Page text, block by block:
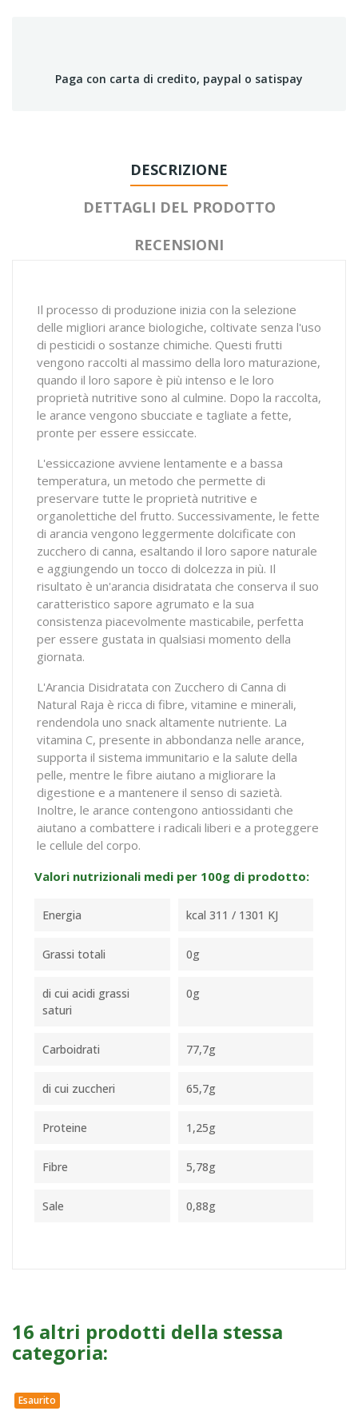
Paga con carta di credito, paypal o satispay
DESCRIZIONE
DETTAGLI DEL PRODOTTO
RECENSIONI
Il processo di produzione inizia con la selezione
delle migliori arance biologiche, coltivate senza l'uso
di pesticidi o sostanze chimiche. Questi frutti
vengono raccolti al massimo della loro maturazione,
quando il loro sapore è più intenso e le loro
proprietà nutritive sono al culmine. Dopo la raccolta,
le arance vengono sbucciate e tagliate a fette,
pronte per essere essiccate.
L'essiccazione avviene lentamente e a bassa
temperatura, un metodo che permette di
preservare tutte le proprietà nutritive e
organolettiche del frutto. Successivamente, le fette
di arancia vengono leggermente dolcificate con
zucchero di canna, esaltando il loro sapore naturale
e aggiungendo un tocco di dolcezza in più. Il
risultato è un'arancia disidratata che conserva il suo
caratteristico sapore agrumato e la sua
consistenza piacevolmente masticabile, perfetta
per essere gustata in qualsiasi momento della
giornata.
L'Arancia Disidratata con Zucchero di Canna di
Natural Raja è ricca di fibre, vitamine e minerali,
rendendola uno snack altamente nutriente. La
vitamina C, presente in abbondanza nelle arance,
supporta il sistema immunitario e la salute della
pelle, mentre le fibre aiutano a migliorare la
digestione e a mantenere il senso di sazietà.
Inoltre, le arance contengono antiossidanti che
aiutano a combattere i radicali liberi e a proteggere
le cellule del corpo.
Valori nutrizionali medi per 100g di prodotto:
Energia kcal 311 / 1301 KJ
Grassi totali 0g
di cui acidi grassi
saturi
0g
Carboidrati 77,7g
di cui zuccheri 65,7g
Proteine 1,25g
Fibre 5,78g
Sale 0,88g
16 altri prodotti della stessa
categoria:
Esaurito